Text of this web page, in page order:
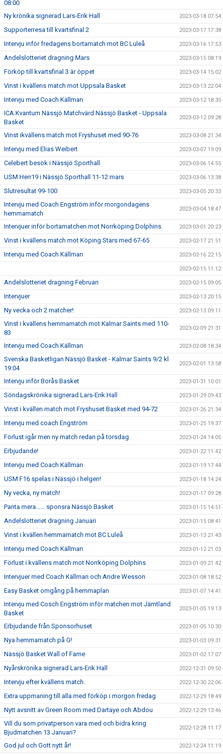
08:00
Ny krönika signerad Lars-Erik Hall 2023-03-18 07:54
Supporterresa till kvartsfinal 2 2023-03-17 17:38
Intervju inför fredagens bortamatch mot BC Luleå 2023-03-16 17:53
Andelslotteriet dragning Mars 2023-03-15 08:19
Förköp till kvartsfinal 3 är öppet 2023-03-14 15:02
Vinst i kvällens match mot Uppsala Basket 2023-03-13 22:04
Intervju med Coach Källman 2023-03-12 18:35
ICA Kvantum Nässjö Matchvärd Nässjö Basket - Uppsala
Basket
2023-03-12 09:28
Vinst ikvällens match mot Fryshuset med 90-76 2023-03-08 21:34
Intervju med Elias Weibert 2023-03-07 19:09
Celebert besök i Nässjö Sporthall 2023-03-06 14:55
USM Herr19 i Nässjö Sporthall 11-12 mars 2023-03-06 13:38
Slutresultat 99-100 2023-03-05 20:33
Intervju med Coach Engström inför morgondagens
hemmamatch
2023-03-04 18:47
Intervjuer inför bortamatchen mot Norrköping Dolphins 2023-03-01 20:23
Vinst i kvällens match mot Köping Stars med 67-65 2023-02-17 21:51
Intervju med Coach Källman 2023-02-16 22:15
2023-02-15 11:12
Andelslotteriet dragning Februari 2023-02-15 09:05
Intervjuer 2023-02-13 20:15
Ny vecka och 2 matcher! 2023-02-13 09:11
Vinst i kvällens hemmamatch mot Kalmar Saints med 110-
83
2023-02-09 21:31
Intervju med Coach Källman 2023-02-08 18:34
Svenska Basketligan Nässjö Basket - Kalmar Saints 9/2 kl
19:04
2023-02-01 13:58
Intervju inför Borås Basket 2023-01-31 10:01
Söndagskrönika signerad Lars-Erik Hall 2023-01-29 09:43
Vinst i kvällen match mot Fryshuset Basket med 94-72 2023-01-26 21:34
Intervju med coach Engström 2023-01-25 19:37
Förlust igår men ny match redan på torsdag. 2023-01-24 14:05
Erbjudande! 2023-01-22 11:42
Intervju med Coach Källman 2023-01-19 17:44
USM F16 spelas i Nässjö i helgen! 2023-01-18 14:24
Ny vecka, ny match! 2023-01-17 09:28
Panta mera…… sponsra Nässjö Basket 2023-01-15 14:51
Andelslotteriet dragning Januari 2023-01-15 08:41
Vinst i kvällen hemmamatch mot BC Luleå 2023-01-13 21:43
Intervju med Coach Källman 2023-01-12 21:03
Förlust i kvällens match mot Norrköping Dolphins 2023-01-09 21:42
Intervjuer med Coach Källman och Andre Wesson 2023-01-08 18:52
Easy Basket omgång på hemmaplan 2023-01-07 14:41
Intervju med Cosch Engström inför matchen mot Jämtland
Basket
2023-01-05 19:13
Erbjudande från Sponsorhuset 2023-01-05 10:30
Nya hemmamatch på G! 2023-01-03 09:31
Nässjö Basket Wall of Fame 2023-01-02 17:07
Nyårskrönika signerad Lars-Erik Hall 2022-12-31 09:50
Intervju efter kvällens match. 2022-12-30 22:06
Extra uppmaning till alla med förköp i morgon fredag. 2022-12-29 18:49
Nytt avsnitt av Green Room med Dartaye och Abdou 2022-12-29 13:46
Vill du som privatperson vara med och bidra kring
Bjudmatchen 13 Januari?
2022-12-28 11:17
God jul och Gott nytt år! 2022-12-24 11:19